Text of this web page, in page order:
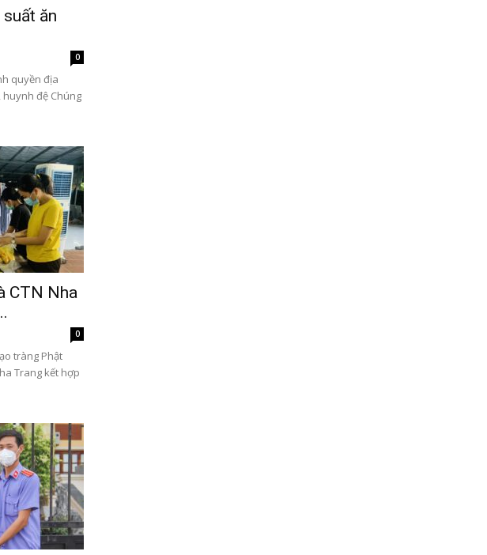
ăn
0
quyền địa
đệ Chúng
CTN Nha
0
tràng Phật
Trang kết hợp